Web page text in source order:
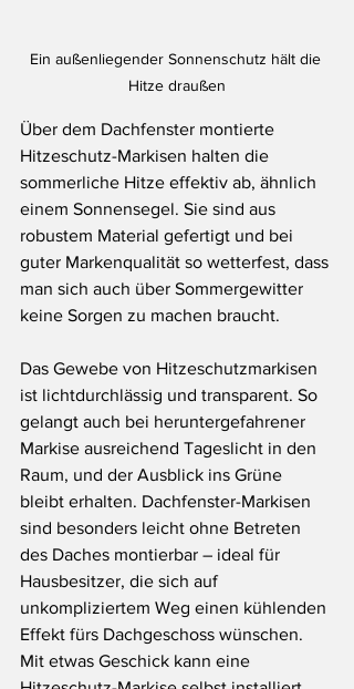
Ein außenliegender Sonnenschutz hält die
Hitze draußen
Über dem Dachfenster montierte
Hitzeschutz-Markisen halten die
sommerliche Hitze effektiv ab, ähnlich
einem Sonnensegel. Sie sind aus
robustem Material gefertigt und bei
guter Markenqualität so wetterfest, dass
man sich auch über Sommergewitter
keine Sorgen zu machen braucht.
Das Gewebe von Hitzeschutzmarkisen
ist lichtdurchlässig und transparent. So
gelangt auch bei heruntergefahrener
Markise ausreichend Tageslicht in den
Raum, und der Ausblick ins Grüne
bleibt erhalten. Dachfenster-Markisen
sind besonders leicht ohne Betreten
des Daches montierbar – ideal für
Hausbesitzer, die sich auf
unkompliziertem Weg einen kühlenden
Effekt fürs Dachgeschoss wünschen.
Mit etwas Geschick kann eine